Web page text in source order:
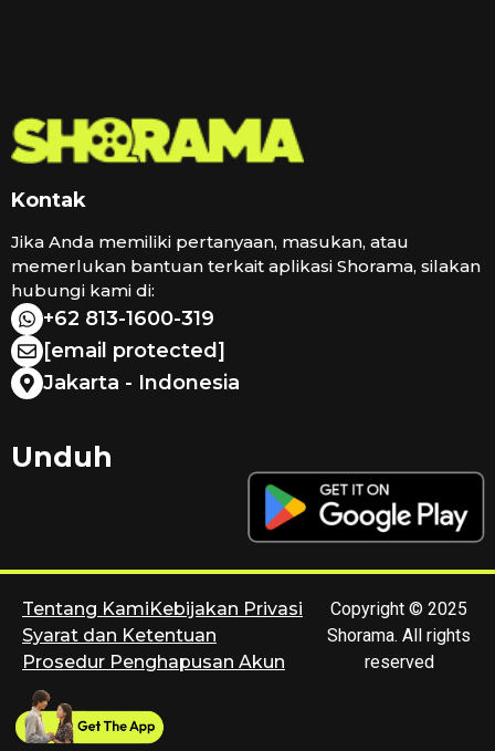
Kontak
Jika Anda memiliki pertanyaan, masukan, atau
memerlukan bantuan terkait aplikasi Shorama, silakan
hubungi kami di:
+62 813-1600-319
[email protected]
Jakarta - Indonesia
Unduh
Copyright © 2025
Shorama. All rights
reserved
Tentang KamiKebijakan Privasi
Syarat dan Ketentuan
Prosedur Penghapusan Akun